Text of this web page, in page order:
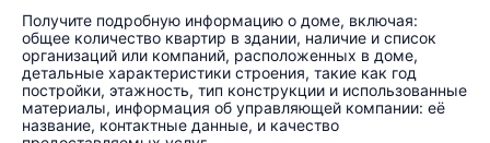
Получите подробную информацию о доме, включая:
общее количество квартир в здании, наличие и список
организаций или компаний, расположенных в доме,
детальные характеристики строения, такие как год
постройки, этажность, тип конструкции и использованные
материалы, информация об управляющей компании: её
название, контактные данные, и качество